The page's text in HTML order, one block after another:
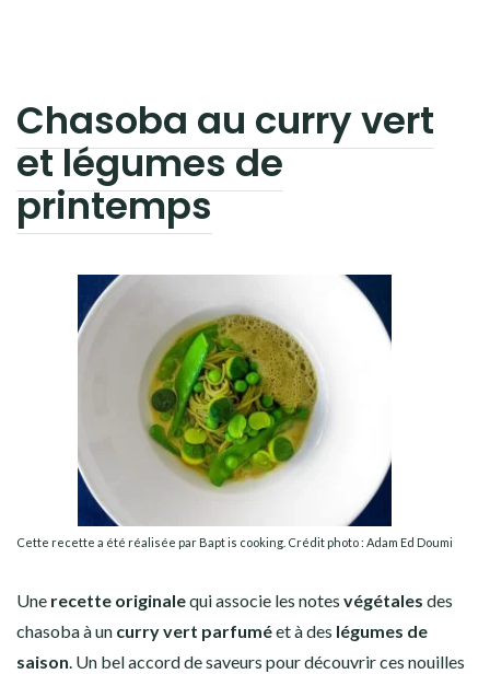
Chasoba au curry vert
et légumes de
printemps
Cette recette a été réalisée par Bapt is cooking. Crédit photo : Adam Ed Doumi
Une recette originalequi associe les notes végétales des
chasoba à un curry vert parfuméet à des légumes de
saison. Un bel accord de saveurs pour découvrir ces nouilles